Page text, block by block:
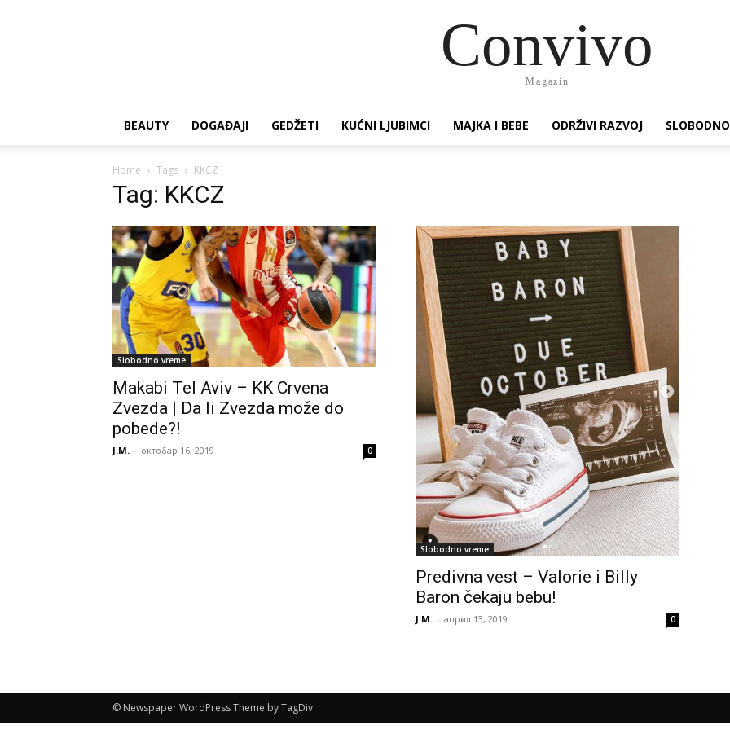
Convivo
Magazin
BEAUTY DOGAĐAJI GEDŽETI KUĆNI LJUBIMCI MAJKA I BEBE ODRŽIVI RAZVOJ
Home Tags KKCZ
Tag: KKCZ
Slobodno vreme
Makabi Tel Aviv – KK Crvena
Zvezda | Da li Zvezda može do
pobede?!
J.M. - октобар 16, 2019 0
Slobodno vreme
Predivna vest – Valorie i Billy
Baron čekaju bebu!
J.M. - април 13, 2019 0
© Newspaper WordPress Theme by TagDiv